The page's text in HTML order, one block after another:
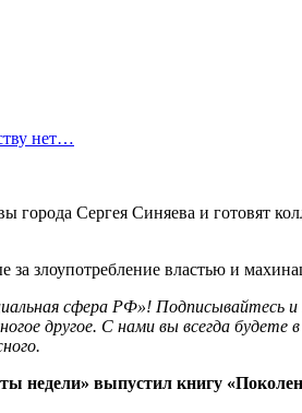
нет…
Сергея Синяева и готовят
злоупотребление властью и
сфера РФ»!
другое. С нами вы всегда
недели» выпустил книгу